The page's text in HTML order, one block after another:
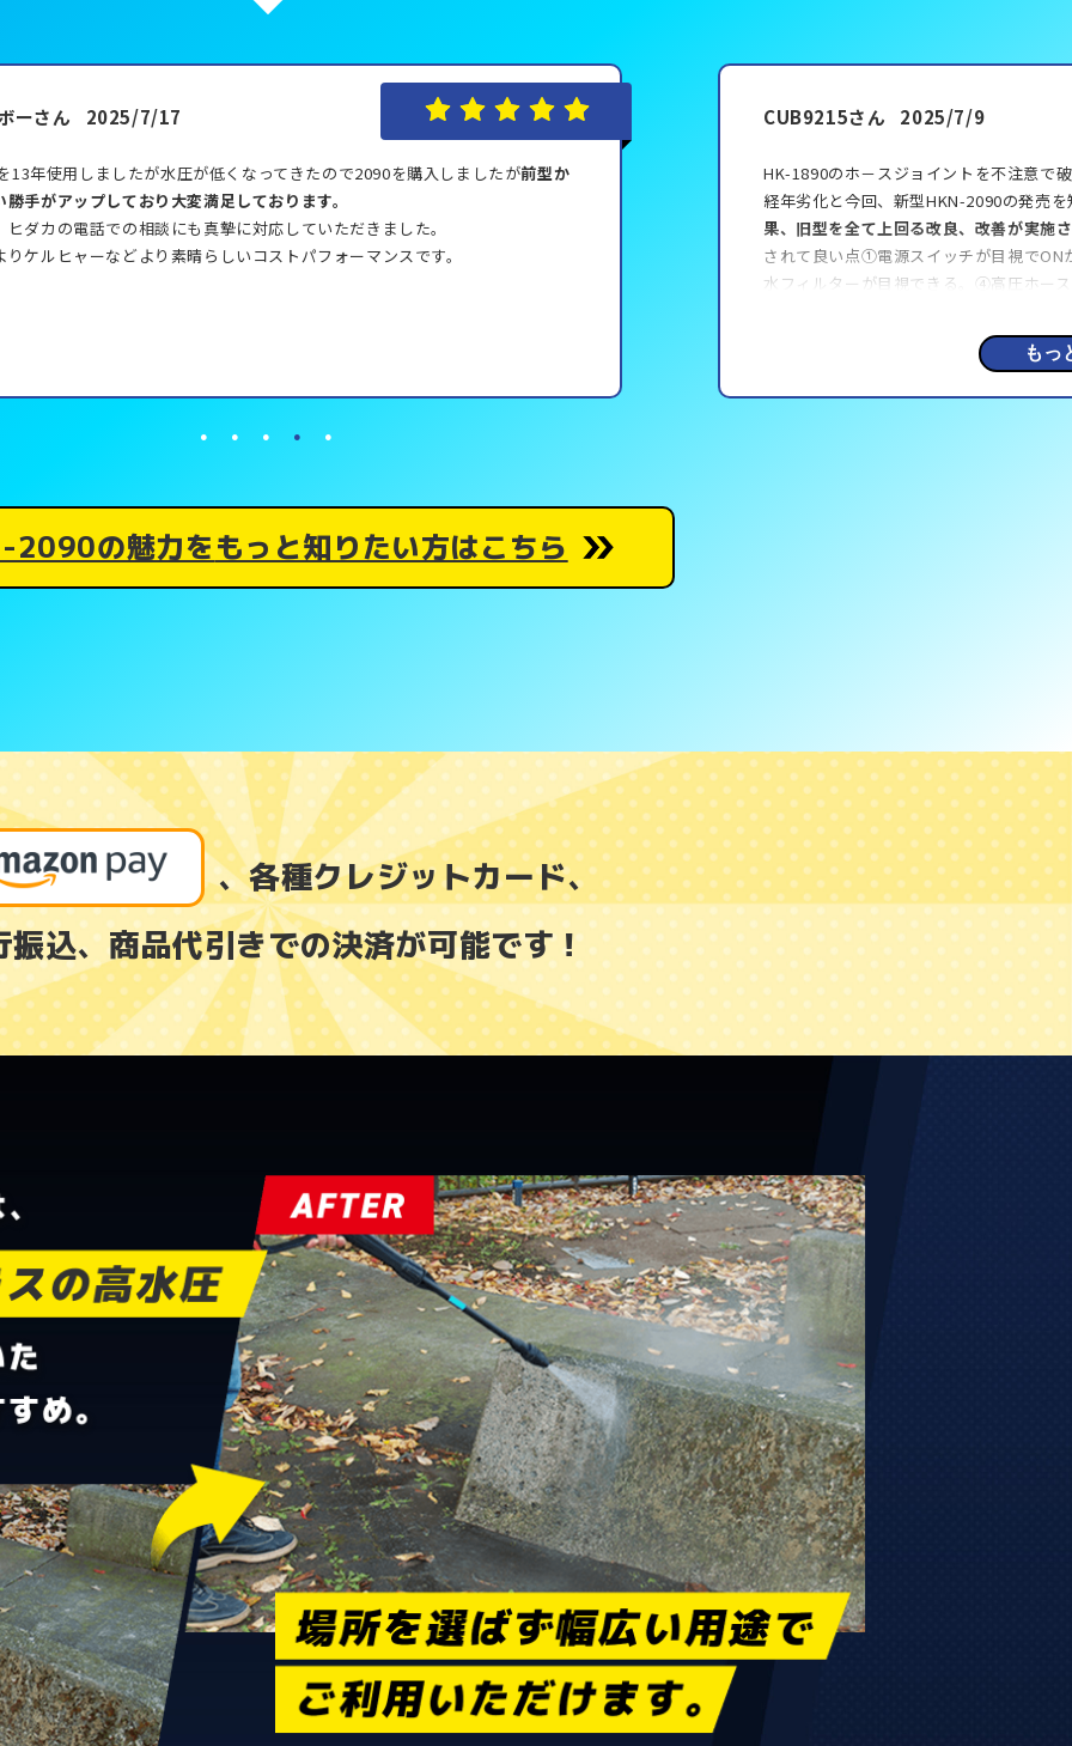
ーさん 2025/7/17
13年使用しましたが水圧が低くなってきたので2090を購入しましたが前型か
勝手がアップしており大変満足しております。
ヒダカの電話での相談にも真摯に対応していただきました。
りケルヒャーなどより素晴らしいコストパフォーマンスです。
CUB9215さん 2025/7/9
HK-1890のホ－スジョイントを不注意で
経年劣化と今回、新型HKN-2090の発売
果、旧型を全て上回る改良、改善が実施
されて良い点①電源スイッチが目視で
水フィルターが目視できる。④高圧ホー
良い点を感じた。残念なのは旧型延長
ホースモデルを購入したため、問題なし
スパが良いのも助かる。自宅外壁、塀と
もっ
2090の魅力をもっと知りたい方はこちら
、各種クレジットカード、
振込、商品代引きでの決済が可能です！